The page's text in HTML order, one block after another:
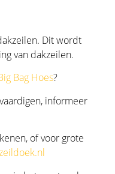
Dit wordt
van dakzeilen.
Bag Hoes?
informeer
of voor grote